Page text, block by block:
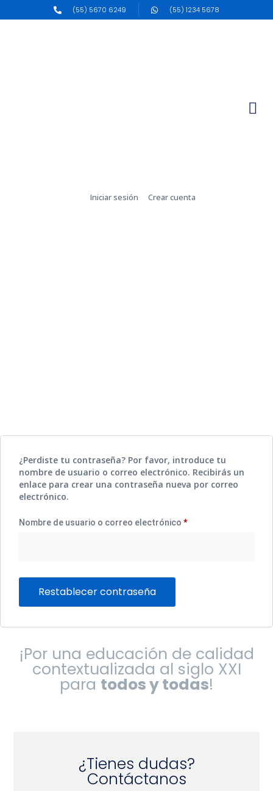
(55) 5670 6249 (55) 1234 5678
Iniciar sesión Crear cuenta
¿Perdiste tu contraseña? Por favor, introduce tu
nombre de usuario o correo electrónico. Recibirás un
enlace para crear una contraseña nueva por correo
electrónico.
Nombre de usuario o correo electrónico *
Restablecer contraseña
¡Por una educación de calidad
contextualizada al siglo XXI
para todos y todas!
¿Tienes dudas?
Contáctanos